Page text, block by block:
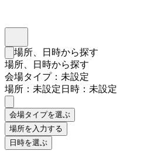
検索フォームを閉じる
場所、日時から探す
場所、日時から探す
会場タイプ：未設定
場所：未設定日時：未設定
会場タイプを選ぶ
場所を入力する
日時を選ぶ